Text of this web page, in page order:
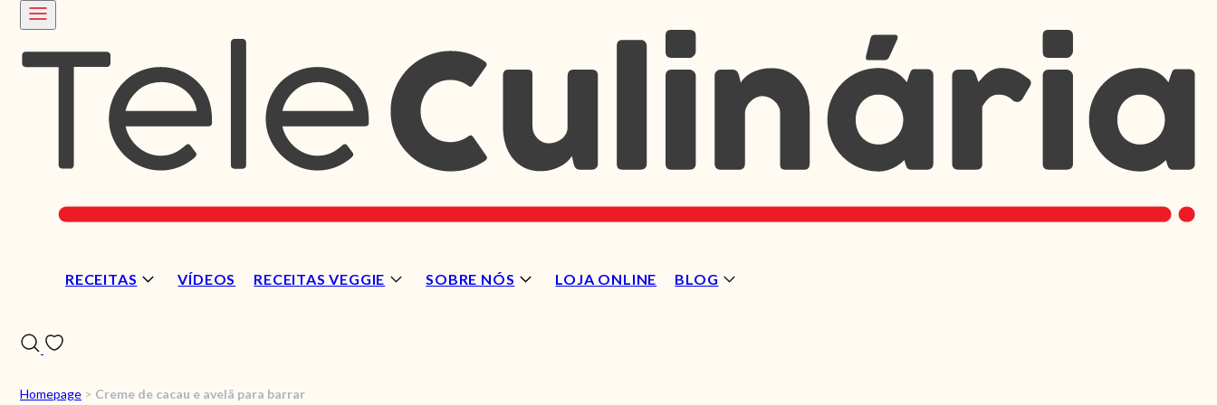
RECEITAS VÍDEOS RECEITAS VEGGIE SOBRE NÓS LOJA ONLINE BLOG
Homepage > Creme de cacau e avelã para barrar